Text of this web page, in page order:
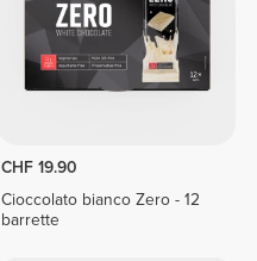
CHF 19.90
Cioccolato bianco Zero - 12
barrette